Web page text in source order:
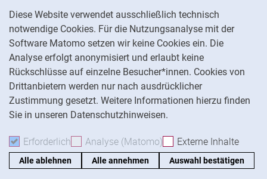
Diese Website verwendet ausschließlich technisch
notwendige Cookies. Für die Nutzungsanalyse mit der
Software Matomo setzen wir keine Cookies ein. Die
Analyse erfolgt anonymisiert und erlaubt keine
Rückschlüsse auf einzelne Besucher*innen. Cookies von
Drittanbietern werden nur nach ausdrücklicher
Zustimmung gesetzt. Weitere Informationen hierzu finden
Sie in unseren Datenschutzhinweisen.
Erforderlich Erforderliche Cookies akzeptieren
Analyse (Matomo) Analyse-Cookies
Externe Inhalte
Alle ablehnen Alle annehmen Auswahl bestätigen
Moodle
Panopto
Datenschutz
Barrierefreiheit
Transparenter KI-Einsatz